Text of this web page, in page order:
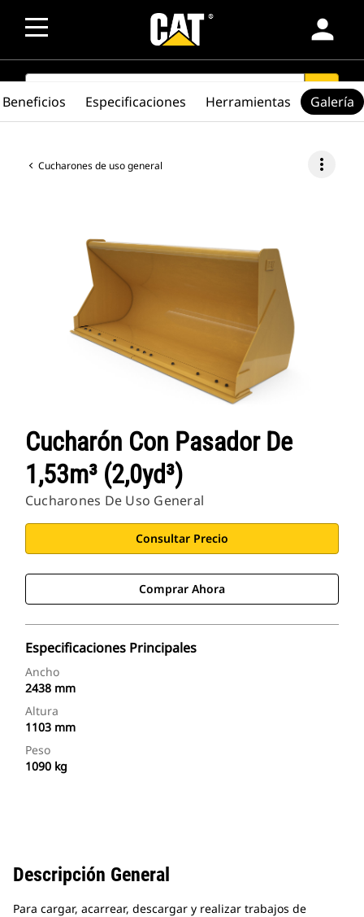
person
SEARCH search
Cucharones de uso general more_vert
Cucharón Con Pasador De
1,53m³ (2,0yd³)
Cucharones De Uso General
Consultar Precio
Comprar Ahora
Especificaciones Principales
Ancho
2438 mm
Altura
1103 mm
Peso
1090 kg
Beneficios Especificaciones Herramientas Galería
Descripción General
Para cargar, acarrear, descargar y realizar trabajos de